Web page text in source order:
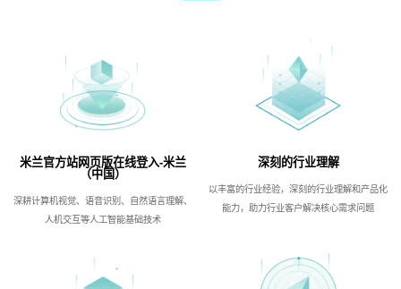
米兰官方站网页版在线登入-米兰
（中国）
深耕计算机视觉、语音识别、自然语言理解、
人机交互等人工智能基础技术
深刻的行业理解
以丰富的行业经验，深刻的行业理解和产品化
能力，助力行业客户解决核心需求问题